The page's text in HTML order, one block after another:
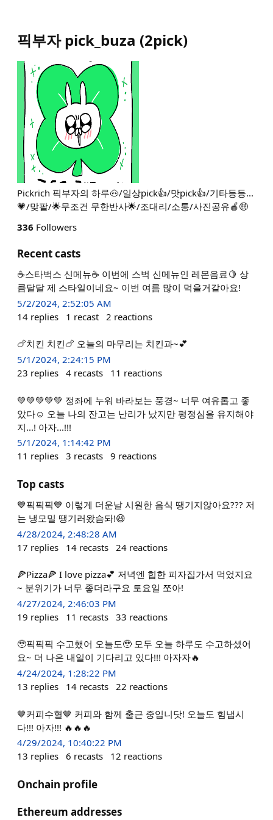
픽부자 pick_buza (2pick)
Pickrich 픽부자의 하루🐽/일상pick👍/맛pick👍/기타등등...
💗/맞팔/🌟무조건 무한반사🌟/조대리/소통/사진공유🍎🤑
336 Followers
Recent casts
☕️스타벅스 신메뉴☕️ 이번에 스벅 신메뉴인 레몬음료🍋 상
큼달달 제 스타일이네요~ 이번 여름 많이 먹을거같아요!
5/2/2024, 2:52:05 AM
14 replies 1 recast 2 reactions
🍗치킨 치킨🍗 오늘의 마무리는 치킨과~💕
5/1/2024, 2:24:15 PM
23 replies 4 recasts 11 reactions
💚💚💚💚💚 정좌에 누워 바라보는 풍경~ 너무 여유롭고 좋
았다☺️ 오늘 나의 잔고는 난리가 났지만 평정심을 유지해야
지...! 아자...!!!
5/1/2024, 1:14:42 PM
11 replies 3 recasts 9 reactions
Top casts
💙픽픽픽💙 이렇게 더운날 시원한 음식 땡기지않아요??? 저
는 냉모밀 땡기러왔슴돠!😆
4/28/2024, 2:48:28 AM
17 replies 14 recasts 24 reactions
🍕Pizza🍕 I love pizza💕 저녁엔 힙한 피자집가서 먹었지요
~ 분위기가 너무 좋더라구요 토요일 쪼아!
4/27/2024, 2:46:03 PM
19 replies 11 recasts 33 reactions
🥹픽픽픽 수고했어 오늘도🥹 모두 오늘 하루도 수고하셨어
요~ 더 나은 내일이 기다리고 있다!!! 아자자🔥
4/24/2024, 1:28:22 PM
13 replies 14 recasts 22 reactions
🤎커피수혈🤎 커피와 함께 출근 중입니닷! 오늘도 힘냅시
다!!! 아자!!! 🔥🔥🔥
4/29/2024, 10:40:22 PM
13 replies 6 recasts 12 reactions
Onchain profile
Ethereum addresses